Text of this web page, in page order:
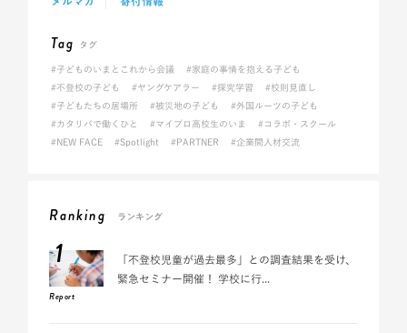
Tag タグ
#子どものいまとこれから会議
#家庭の事情を抱える子ども
#不登校の子ども
#ヤングケアラー #探究学習
#校則見直し
#子どもたちの居場所
#被災地の子ども
#外国ルーツの子ども
#カタリバで働くひと
#マイプロ高校生のいま
#コラボ・スクール
#NEW FACE
#Spotlight #PARTNER #企業間人材交流
Ranking ランキング
1
Report
「不登校児童が過去最多」との調査結果を受け、
緊急セミナー開催！ 学校に行...